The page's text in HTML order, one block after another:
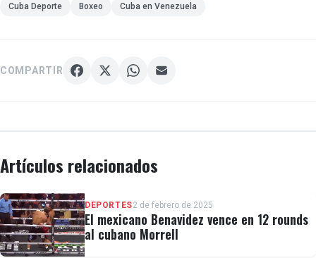
Cuba Deporte Boxeo Cuba en Venezuela
COMPARTIR
Artículos relacionados
DEPORTES2 de febrero de 2025
El mexicano Benavidez vence en 12 rounds
al cubano Morrell